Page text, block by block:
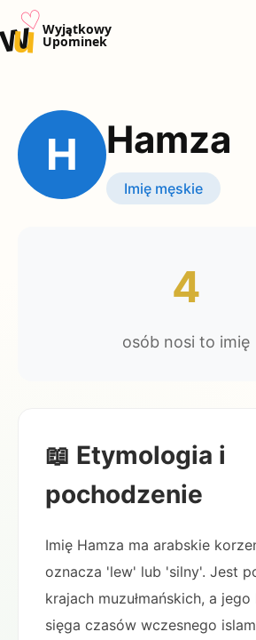
u♡Wyjątkowy
Upominek
Kalendarz Imienin
Kobieta
Okazje
Katalog prezentów
H Hamza
Imię męskie
4
osób nosi to imię
📖 Etymologia i
pochodzenie
Imię Hamza ma arabskie
oznacza 'lew' lub 'silny'. Jest
krajach muzułmańskich, a
sięga czasów wczesnego